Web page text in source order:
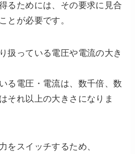
るためには、その要求に見合
とが必要です。
扱っている電圧や電流の大き
る電圧・電流は、数千倍、数
それ以上の大きさになりま
をスイッチするため、